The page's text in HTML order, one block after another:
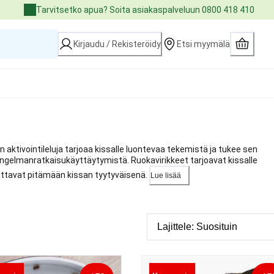
Tarvitsetko apua? Soita asiakaspalveluun 0800 418 410
Kirjaudu / Rekisteröidy Etsi myymälä
aktivointileluja tarjoaa kissalle luontevaa tekemistä ja tukee sen
Ruokavirikkeet tarjoavat kissalle
pitämään kissan tyytyväisenä.
Lue lisää